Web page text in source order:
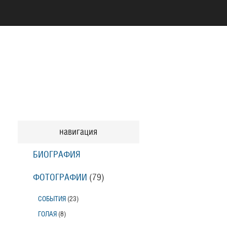
навигация
БИОГРАФИЯ
ФОТОГРАФИИ (79)
СОБЫТИЯ (23)
ГОЛАЯ (8)